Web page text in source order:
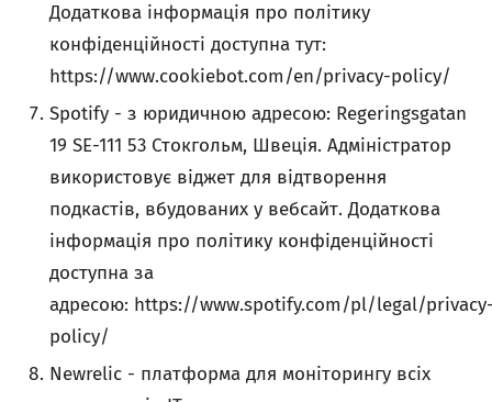
Додаткова інформація про політику
конфіденційності доступна тут:
https://www.cookiebot.com/en/privacy-policy/
Spotify - з юридичною адресою: Regeringsgatan
19 SE-111 53 Стокгольм, Швеція. Адміністратор
використовує віджет для відтворення
подкастів, вбудованих у вебсайт. Додаткова
інформація про політику конфіденційності
доступна за
адресою: https://www.spotify.com/pl/legal/
policy/
Newrelic - платформа для моніторингу всіх